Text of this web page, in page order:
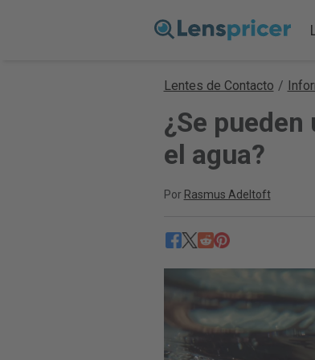
Lentes de Contacto /
¿Se
el agua?
Por Rasmus Adeltoft